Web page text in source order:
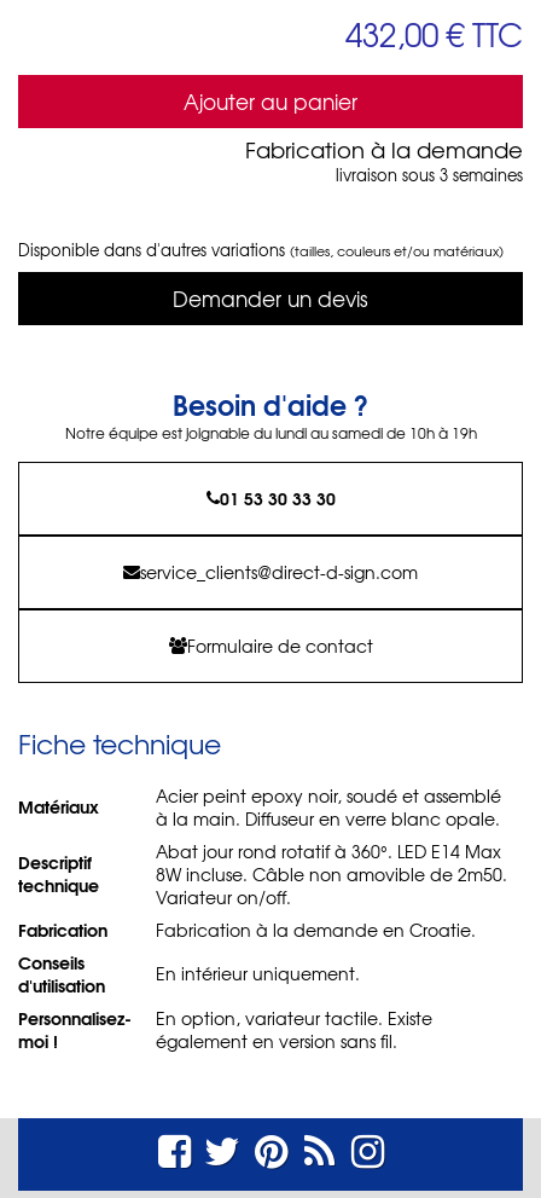
432,00 €TTC
Ajouter au panier
Fabrication à la demande
livraison sous 3 semaines
Disponible dans d'autres variations (tailles, couleurs et/ou matériaux)
Demander un devis
Besoin d'aide ?
Notre équipe est joignable du lundi au samedi de 10h à 19h
01 53 30 33 30
service_clients@direct-d-sign.com
Formulaire de contact
Fiche technique
Matériaux
Acier peint epoxy noir, soudé et assemblé
à la main. Diffuseur en verre blanc opale.
Descriptif
technique
Abat jour rond rotatif à 360°. LED E14 Max
8W incluse. Câble non amovible de 2m50.
Variateur on/off.
Fabrication Fabrication à la demande en Croatie.
Conseils
d'utilisation
En intérieur uniquement.
Personnalisez-
moi !
En option, variateur tactile. Existe
également en version sans fil.